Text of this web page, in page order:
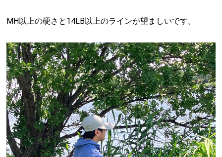
MH以上の硬さと14LB以上のラインが望ましいです。